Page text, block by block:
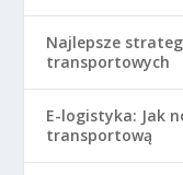
Najlepsze
transportowych
E-logistyka: Jak
transportową